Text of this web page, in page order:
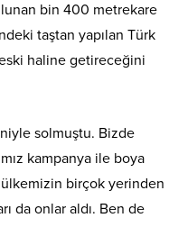
bin 400 metrekare
taştan yapılan Türk
haline getireceğini
solmuştu. Bizde
kampanya ile boya
ülkemizin birçok yerinden
da onlar aldı. Ben de